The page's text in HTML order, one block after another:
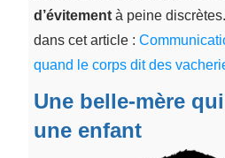
d’évitement à peine
dans cet article :
quand le corps dit des
Une belle-mère
une enfant